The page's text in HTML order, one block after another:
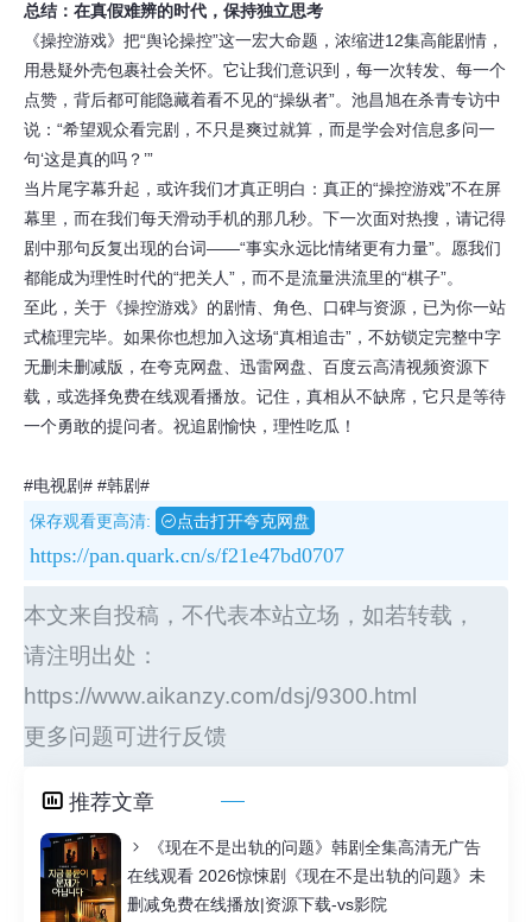
总结：在真假难辨的时代，保持独立思考
《操控游戏》把“舆论操控”这一宏大命题，浓缩进12集高能剧情，
用悬疑外壳包裹社会关怀。它让我们意识到，每一次转发、每一个
点赞，背后都可能隐藏着看不见的“操纵者”。池昌旭在杀青专访中
说：“希望观众看完剧，不只是爽过就算，而是学会对信息多问一
句‘这是真的吗？’”
当片尾字幕升起，或许我们才真正明白：真正的“操控游戏”不在屏
幕里，而在我们每天滑动手机的那几秒。下一次面对热搜，请记得
剧中那句反复出现的台词——“事实永远比情绪更有力量”。愿我们
都能成为理性时代的“把关人”，而不是流量洪流里的“棋子”。
至此，关于《操控游戏》的剧情、角色、口碑与资源，已为你一站
式梳理完毕。如果你也想加入这场“真相追击”，不妨锁定完整中字
无删未删减版，在夸克网盘、迅雷网盘、百度云高清视频资源下
载，或选择免费在线观看播放。记住，真相从不缺席，它只是等待
一个勇敢的提问者。祝追剧愉快，理性吃瓜！
#电视剧# #韩剧#
保存观看更高清:
点击打开夸克网盘
https://pan.quark.cn/s/f21e47bd0707
本文来自投稿，不代表本站立场，如若转载，
请注明出处：
https://www.aikanzy.com/dsj/9300.html
更多问题可进行反馈
推荐文章
《现在不是出轨的问题》韩剧全集高清无广告
在线观看 2026惊悚剧《现在不是出轨的问题》未
删减免费在线播放|资源下载-vs影院